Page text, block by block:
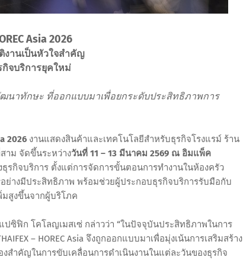
Asia 2026
านเป็นหัวใจสำคัญ
จบริการยุคใหม่
นาทักษะ ที่ออกแบบมาเพื่อยกระดับประสิทธิภาพการ
2026 งานแสดงสินค้าและเทคโนโลยีสำหรับธุรกิจโรงแรม์ ร้าน
าม จัดขึ้นระหว่างวันที่ 11 – 13 มีนาคม 2569 ณ อิมแพ็ค
รกิจบริการ ตั้งแต่การจัดการขั้นตอนการทำงานในห้องครัว
ย่างมีประสิทธิภาพ พร้อมช่วยผู้ประกอบธุรกิจบริการรับมือกับ
มสูงขึ้นจากผู้บริโภค
ซิฟิก โคโลญเมสเซ่ กล่าวว่า “ในปัจจุบันประสิทธิภาพในการ
– HOREC Asia จึงถูกออกแบบมาเพื่อมุ่งเน้นการเสริมสร้าง
ำคัญในการขับเคลื่อนการดำเนินงานในแต่ละวันของธุรกิจ